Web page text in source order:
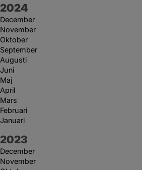
År:
2024
December
November
Oktober
September
Augusti
Juni
Maj
April
Mars
Februari
Januari
År:
2023
December
November